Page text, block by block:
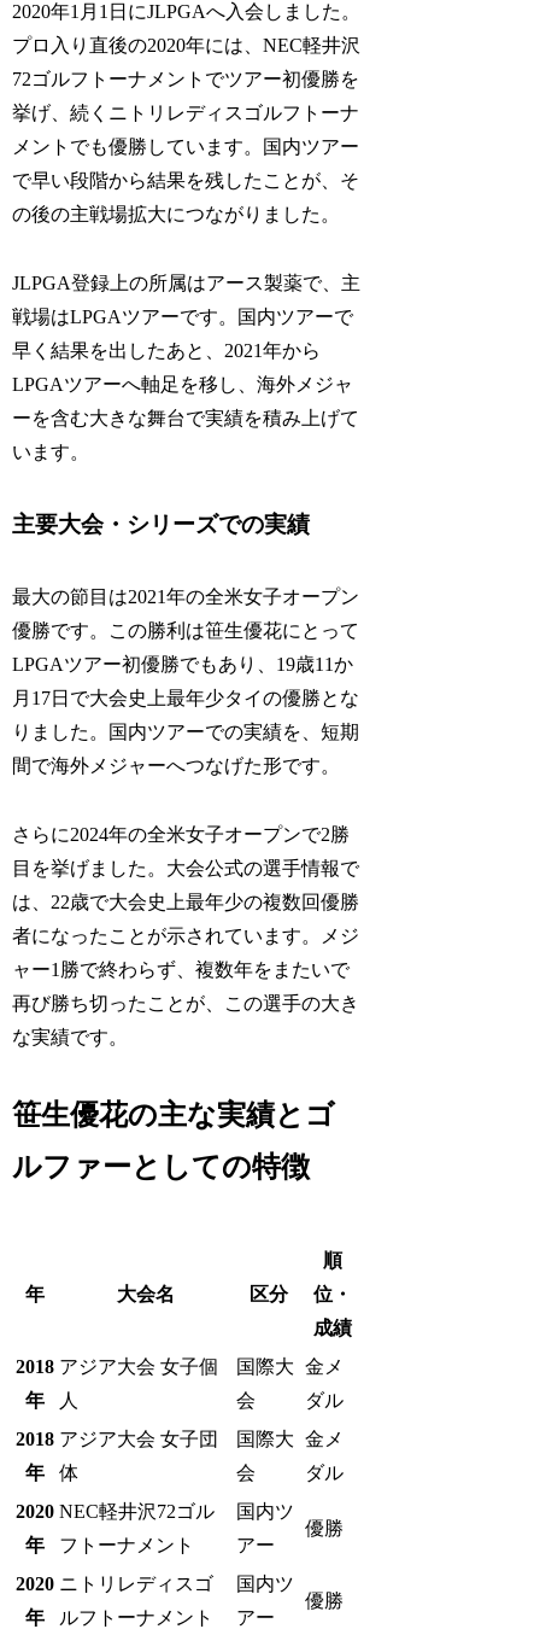
2020年1月1日にJLPGAへ入会しました。
プロ入り直後の2020年には、NEC軽井沢
72ゴルフトーナメントでツアー初優勝を
挙げ、続くニトリレディスゴルフトーナ
メントでも優勝しています。国内ツアー
で早い段階から結果を残したことが、そ
の後の主戦場拡大につながりました。
JLPGA登録上の所属はアース製薬で、主
戦場はLPGAツアーです。国内ツアーで
早く結果を出したあと、2021年から
LPGAツアーへ軸足を移し、海外メジャ
ーを含む大きな舞台で実績を積み上げて
います。
主要大会・シリーズでの実績
最大の節目は2021年の全米女子オープン
優勝です。この勝利は笹生優花にとって
LPGAツアー初優勝でもあり、19歳11か
月17日で大会史上最年少タイの優勝とな
りました。国内ツアーでの実績を、短期
間で海外メジャーへつなげた形です。
さらに2024年の全米女子オープンで2勝
目を挙げました。大会公式の選手情報で
は、22歳で大会史上最年少の複数回優勝
者になったことが示されています。メジ
ャー1勝で終わらず、複数年をまたいで
再び勝ち切ったことが、この選手の大き
な実績です。
笹生優花の主な実績とゴ
ルファーとしての特徴
年 大会名 区分
順
位・
成績
2018
年
アジア大会 女子個
人
国際大
会
金メ
ダル
2018
年
アジア大会 女子団
体
国際大
会
金メ
ダル
2020
年
NEC軽井沢72ゴル
フトーナメント
国内ツ
アー
優勝
2020
年
ニトリレディスゴ
ルフトーナメント
国内ツ
アー
優勝